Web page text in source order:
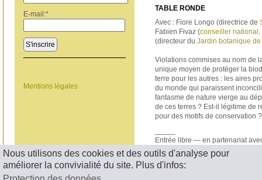
Nous utilisons des cookies et des outils d'analyse pour
améliorer la convivialité du site. Plus d'infos:
E-mail:*
S'inscrire
Mentions légales
TABLE RONDE
Avec : Fiore Longo (directrice de
Fabien Fivaz (conseiller national,
(directeur du Jardin botanique
Violations commises au nom de
unique moyen de protéger la
terre pour les autres : les aires
du monde qui paraissent
fantasme de nature vierge au
de ces terres ? Est-il légitime de
pour des motifs de conservation ?
Entrée libre — en partenariat
< RETOUR